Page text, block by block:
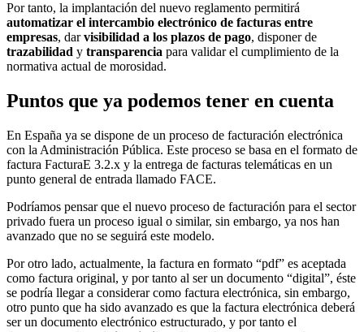
Por tanto, la implantación del nuevo reglamento permitirá
automatizar el intercambio electrónico de facturas entre
empresas, darvisibilidad a los plazos de pago, disponer de
trazabilidad y transparencia para validar el cumplimiento de la
normativa actual de morosidad.
Puntos que ya podemos tener en cuenta
En España ya se dispone de un proceso de facturación electrónica
con la Administración Pública. Este proceso se basa en el formato de
factura FacturaE 3.2.x y la entrega de facturas telemáticas en un
punto general de entrada llamado FACE.
Podríamos pensar que el nuevo proceso de facturación para el sector
privado fuera un proceso igual o similar, sin embargo, ya nos han
avanzado que no se seguirá este modelo.
Por otro lado, actualmente, la factura en formato “pdf” es aceptada
como factura original, y por tanto al ser un documento “digital”, éste
se podría llegar a considerar como factura electrónica, sin embargo,
otro punto que ha sido avanzado es que la factura electrónica deberá
ser un documento electrónico estructurado, y por tanto el